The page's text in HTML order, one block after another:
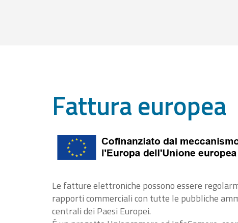
Fattura europea
Le fatture elettroniche possono essere
rapporti commerciali con tutte le pubbliche
centrali dei Paesi Europei.